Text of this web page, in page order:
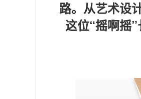
路。从艺术设
这位“摇啊摇